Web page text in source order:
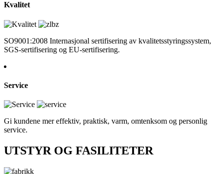
Kvalitet
SO9001:2008 Internasjonal sertifisering av kvalitetsstyringssystem,
SGS-sertifisering og EU-sertifisering.
Service
Gi kundene mer effektiv, praktisk, varm, omtenksom og personlig
service.
UTSTYR OG FASILITETER